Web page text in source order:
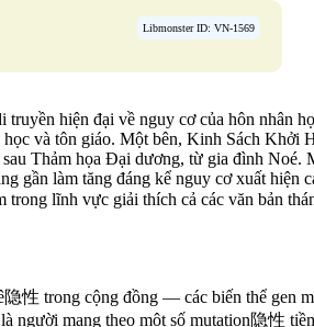
Libmonster ID: VN-1569
hiện đại về nguy cơ của hôn nhân họ
và tôn giáo. Một bên, Kinh Sách Khởi
Thảm họa Đại dương, từ gia đình Noé.
gần làm tăng đáng kể nguy cơ xuất hiện
trong lĩnh vực giải thích cả các văn bản
性 trong cộng đồng — các biến thể gen
người mang theo một số mutation隐性